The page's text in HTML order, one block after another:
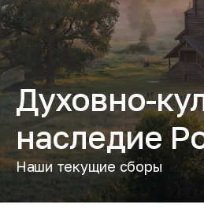
Духовно-
наследие
Наши текущие сборы